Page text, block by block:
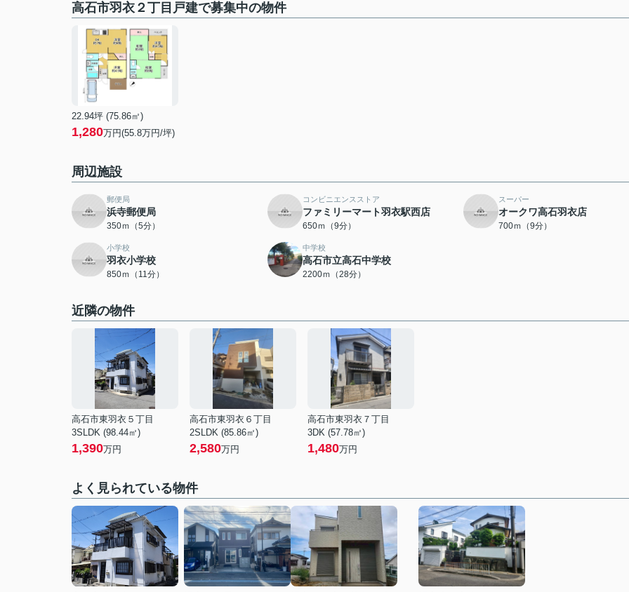
高石市羽衣２丁目戸建で募集中の物件
22.94坪 (75.86㎡)
1,280万円(55.8万円/坪)
周辺施設
郵便局
浜寺郵便局
350ｍ（5分）
コンビニエンスストア
ファミリーマート羽衣駅西店
650ｍ（9分）
スーパー
オークワ高石羽衣店
700ｍ（9分）
小学校
羽衣小学校
850ｍ（11分）
中学校
高石市立高石中学校
2200ｍ（28分）
近隣の物件
高石市東羽衣５丁目
3SLDK (98.44㎡)
1,390万円
高石市東羽衣６丁目
2SLDK (85.86㎡)
2,580万円
高石市東羽衣７丁目
3DK (57.78㎡)
1,480万円
よく見られている物件